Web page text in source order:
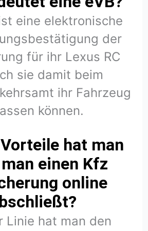
eine elektronische
der
für ihr Lexus RC
sie damit beim
ihr Fahrzeug
können.
hat man
einen Kfz
online
Linie hat man den